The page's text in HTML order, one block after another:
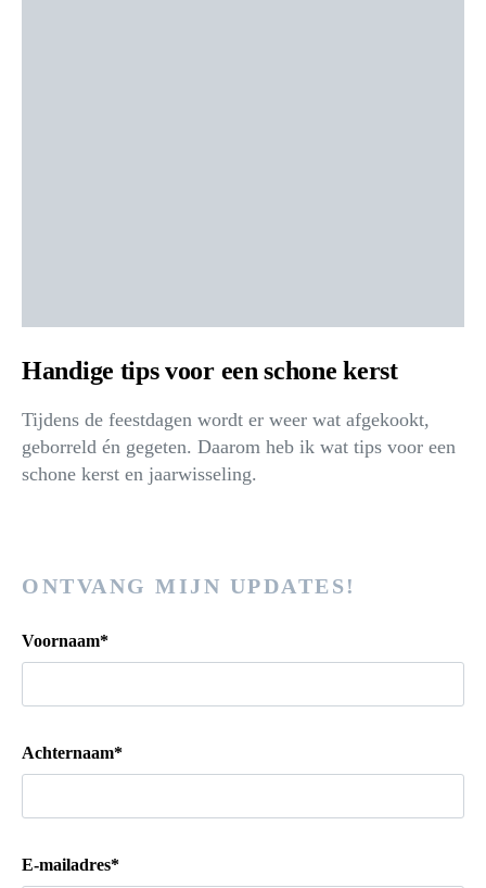
Handige tips voor een schone kerst
Tijdens de feestdagen wordt er weer wat afgekookt,
geborreld én gegeten. Daarom heb ik wat tips voor een
schone kerst en jaarwisseling.
ONTVANG MIJN UPDATES!
Voornaam*
Achternaam*
E-mailadres*